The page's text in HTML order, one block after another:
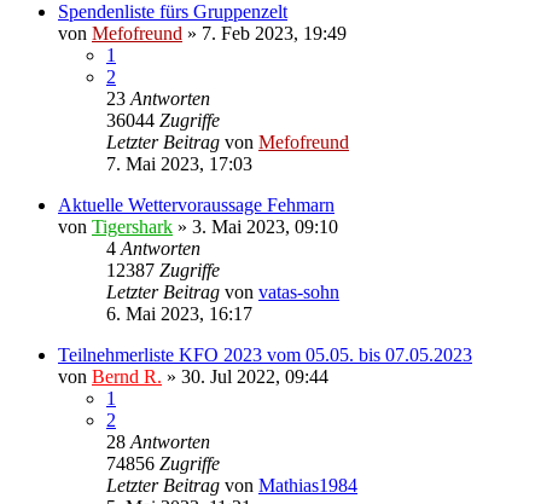
Spendenliste fürs Gruppenzelt
von Mefofreund » 7. Feb 2023, 19:49
1
2
23 Antworten
36044 Zugriffe
Letzter Beitrag von Mefofreund
7. Mai 2023, 17:03
Aktuelle Wettervoraussage Fehmarn
von Tigershark » 3. Mai 2023, 09:10
4 Antworten
12387 Zugriffe
Letzter Beitrag von vatas-sohn
6. Mai 2023, 16:17
Teilnehmerliste KFO 2023 vom 05.05. bis 07.05.2023
von Bernd R. » 30. Jul 2022, 09:44
1
2
28 Antworten
74856 Zugriffe
Letzter Beitrag von Mathias1984